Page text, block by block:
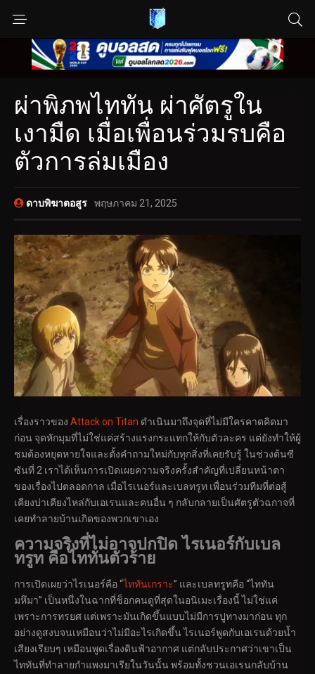
ผ่าพิภพไททัน ผ่าศัตรูใน
เงามืด เมื่อเพื่อนร่วมรบคือ
ตัวการล่มเมือง
ดาบพิฆาตอสูร พฤษภาคม 21, 2025
เรื่องราวของ Attack on Titan ดำเนินมาถึงจุดที่ไม่มีใครคาดคิดมา
ก่อน จุดหักมุมที่ไม่ใช่แค่สร้างแรงกระแทกให้กับตัวละคร แต่ยังทำให้ผู้
ชมต้องหยุดหายใจและตั้งคำถามใหม่กับทุกสิ่งที่เคยรับรู้ ในช่วงต้นซี
ซันที่ 2 เราได้เห็นการเปิดเผยความจริงครั้งสำคัญที่เปลี่ยนหน้าตา
ของเรื่องไปตลอดกาล เมื่อไรเนอร์และเบลทรูท เพื่อนร่วมทีมที่ต่อสู้
เคียงบ่าเคียงไหล่กับเอเรนและคนอื่น ๆ กลับกลายเป็นศัตรูตัวฉกาจที่
เคยทำลายบ้านเกิดของพวกเขาเอง
ความจริงที่ไม่อาจปกปิด ไรเนอร์กับเบล
ทรูท คือไททันตัวร้าย
การเปิดเผยว่าไรเนอร์คือ “ไททันเกราะ” และเบลทรูทคือ “ไททัน
มหึมา” เป็นหนึ่งในฉากที่ช็อกคนดูที่สุดในอนิเมะเรื่องนี้ ไม่ใช่แค่
เพราะการทรยศ แต่เพราะมันเกิดขึ้นแบบไม่มีการปูทางมาก่อน ทุก
อย่างดูสงบจนเหมือนว่าไม่มีอะไรเกิดขึ้น ไรเนอร์พูดกับเอเรนด้วยน้ำ
เสียงเรียบๆ เหมือนพูดเรื่องดินฟ้าอากาศ แต่กลับประกาศว่าเขาเป็น
ไททันที่ทำลายกำแพงมาเรียในวันนั้น พร้อมทั้งชวนเอเรนกลับบ้าน